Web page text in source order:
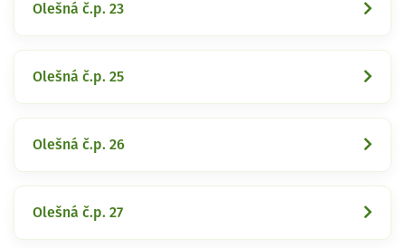
Olešná č.p. 23
Olešná č.p. 25
Olešná č.p. 26
Olešná č.p. 27